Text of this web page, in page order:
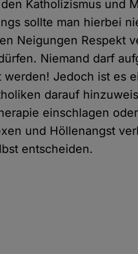
Katholizismus und
sollte man hierbei
Neigungen Respekt
Niemand darf
werden! Jedoch ist es
darauf
einschlagen
und Höllenangst
entscheiden.